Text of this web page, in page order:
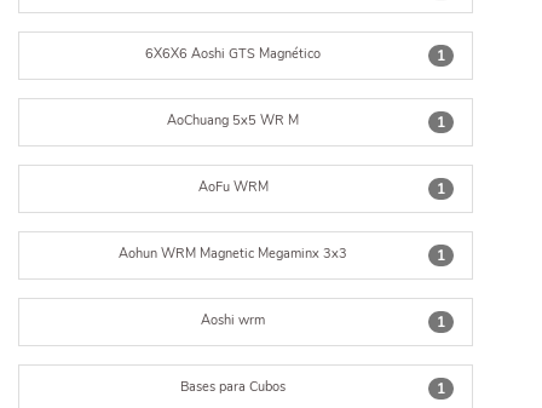
1
6X6X6 Aoshi GTS Magnético
1
AoChuang 5x5 WR M
1
AoFu WRM
1
Aohun WRM Magnetic Megaminx 3x3
1
Aoshi wrm
1
Bases para Cubos